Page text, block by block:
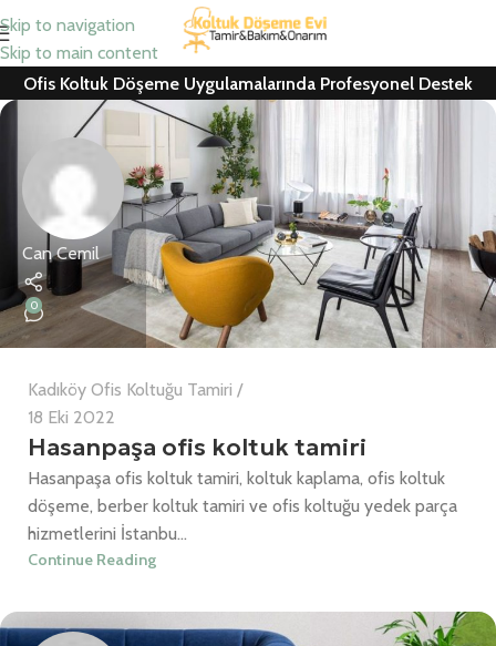
Skip to navigation
Skip to main content
Ofis Koltuk Döşeme Uygulamalarında Profesyonel Destek
Can Cemil
0
Kadıköy Ofis Koltuğu Tamiri
18 Eki 2022
Hasanpaşa ofis koltuk tamiri
Hasanpaşa ofis koltuk tamiri, koltuk kaplama, ofis koltuk
döşeme, berber koltuk tamiri ve ofis koltuğu yedek parça
hizmetlerini İstanbu...
Continue Reading